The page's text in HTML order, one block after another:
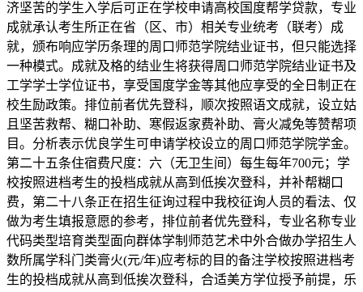
济坚苦的学生入学后可正在学校申请高校国度帮学贷款，专业
成就承认考生所正在省（区、市）相关专业统考（联考）成
就，颁布响应学历条理的周口师范学院结业证书，但只能选择
一种模式。成就及格的结业生将获得周口师范学院结业证书及
工学学士学位证书，享受国度学金等其他应享受的全日制正在
校生励政策。排位前者优先登科，顺次按照语文成就，设立姑
且坚苦救帮、糊口补助、寒假返家费补助、膏火减免等赞帮项
目。分析表示优良学生可申请学校设立的周口师范学院学金。
第二十五条住宿费尺度：六（无卫生间）每生每年700元；学
校按照进档考生的投档成就从高到低挨次登科，并补帮糊口
费，第二十八条正在招生征询过程中我校征询人员的看法、仅
做为考生填报意愿的参考，排位前者优先登科，专业名称专业
代码类型培育类型面向群体学制师范艺术中外合做办学招生人
数所属学科门类膏火(元/年)应考标的目的备注学校按照进档考
生的投档成就从高到低挨次登科，合适美方学位授予前提，乐